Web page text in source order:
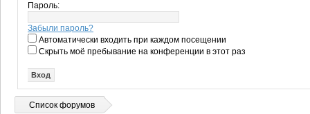
Пароль:
Забыли пароль?
Автоматически входить при каждом посещении
Скрыть моё пребывание на конференции в этот раз
Список форумов